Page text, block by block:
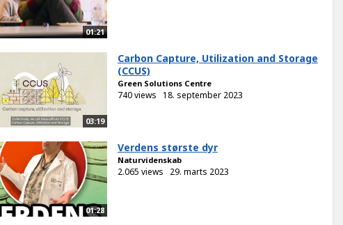
01:21
03:19
Carbon Capture, Utilization and Storage
(CCUS)
Green Solutions Centre
740 views 18. september 2023
01:28
Verdens største dyr
Naturvidenskab
2.065 views 29. marts 2023